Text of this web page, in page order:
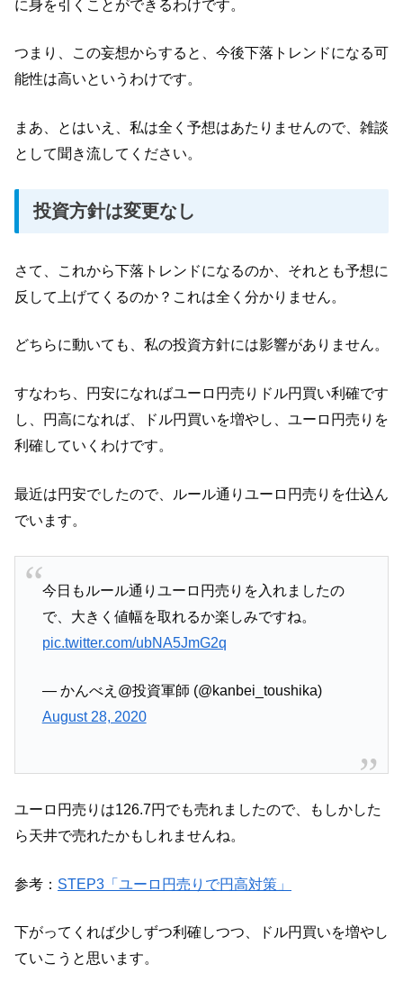
に身を引くことができるわけです。
つまり、この妄想からすると、今後下落トレンドになる可
能性は高いというわけです。
まあ、とはいえ、私は全く予想はあたりませんので、雑談
として聞き流してください。
投資方針は変更なし
さて、これから下落トレンドになるのか、それとも予想に
反して上げてくるのか？これは全く分かりません。
どちらに動いても、私の投資方針には影響がありません。
すなわち、円安になればユーロ円売りドル円買い利確です
し、円高になれば、ドル円買いを増やし、ユーロ円売りを
利確していくわけです。
最近は円安でしたので、ルール通りユーロ円売りを仕込ん
でいます。
今日もルール通りユーロ円売りを入れましたの
で、大きく値幅を取れるか楽しみですね。
pic.twitter.com/ubNA5JmG2q
— かんべえ@投資軍師 (@kanbei_toushika)
August 28, 2020
ユーロ円売りは126.7円でも売れましたので、もしかした
ら天井で売れたかもしれませんね。
参考： STEP3「ユーロ円売りで円高対策」
下がってくれば少しずつ利確しつつ、ドル円買いを増やし
ていこうと思います。